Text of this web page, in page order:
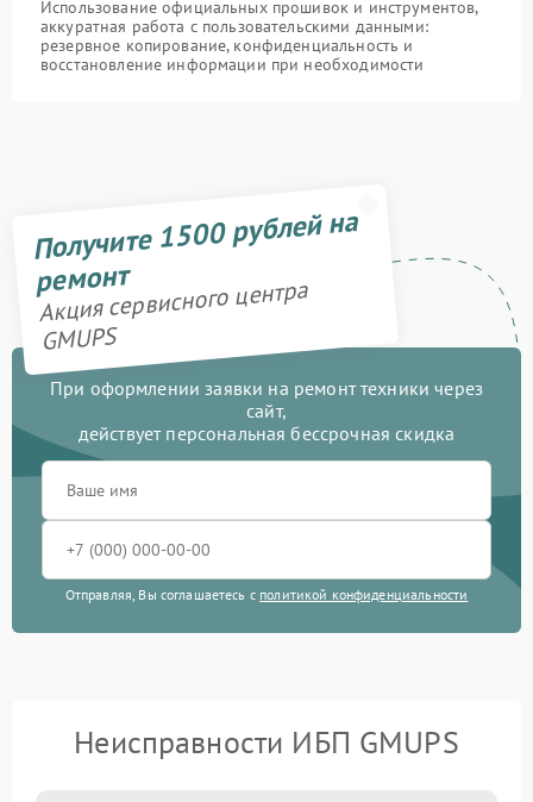
Использование официальных прошивок и инструментов,
аккуратная работа с пользовательскими данными:
резервное копирование, конфиденциальность и
восстановление информации при необходимости
Получите 1500 рублей на
ремонт
Акция сервисного центра
GMUPS
При оформлении заявки на ремонт техники через
сайт,
действует персональная бессрочная скидка
Отправляя, Вы соглашаетесь с политикой конфиденциальности
Неисправности ИБП GMUPS